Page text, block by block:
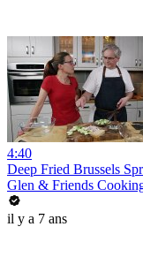
4:40
Deep Fried Brussels
Glen & Friends
il y a 7 ans